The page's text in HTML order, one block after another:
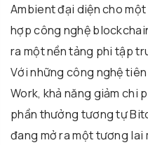
Ambient đại diện cho
hợp công nghệ
ra một nền tảng phi tập
Với những công nghệ
Work, khả năng giảm chi
phần thưởng tương tự
đang mở ra một tương lai